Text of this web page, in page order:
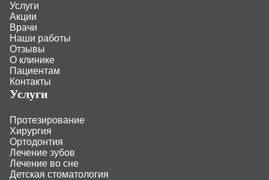
Услуги
Акции
Врачи
Наши работы
Отзывы
О клинике
Пациентам
Контакты
Услуги
Протезирование
Хирургия
Ортодонтия
Лечение зубов
Лечение во сне
Детская стоматология